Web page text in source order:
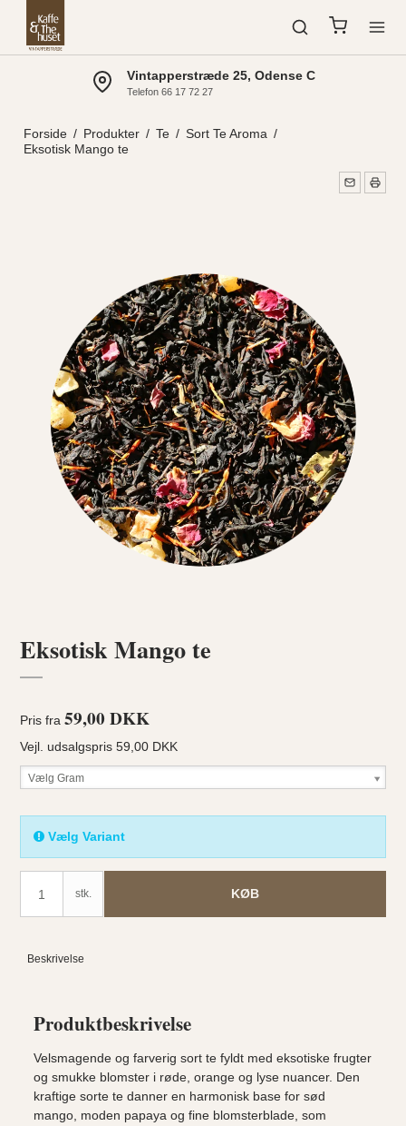
Vintapperstræde 25, Odense C
Telefon 66 17 72 27
Forside / Produkter / Te / Sort Te Aroma /
Eksotisk Mango te
Eksotisk Mango te
Pris fra 59,00 DKK
Vejl. udsalgspris 59,00 DKK
Vælg Gram
Vælg Variant
stk. KØB
Beskrivelse
Produktbeskrivelse
Velsmagende og farverig sort te fyldt med eksotiske frugter
og smukke blomster i røde, orange og lyse nuancer. Den
kraftige sorte te danner en harmonisk base for sød
mango, moden papaya og fine blomsterblade, som